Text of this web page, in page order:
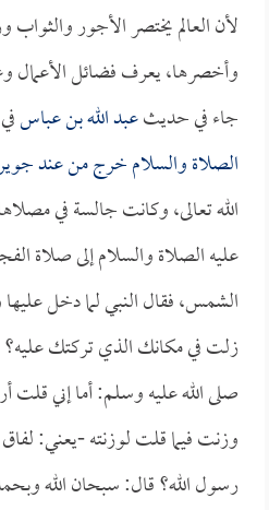
لأن العالم يختصر الأجور والثواب
وأخصرها، يعرف فضائل الأعمال
جاء في حديثعبد الله بن عباس
الصلاة والسلام خرج من عند
الله تعالى، وكانت جالسة في
عليه الصلاة والسلام إلى صلاة
الشمس، فقال النبي لما دخل
زلت في مكانك الذي تركتك
صلى الله عليه وسلم: أما إني
وزنت فيما قلت لوزنته -يعني:
رسول الله؟ قال: سبحان الله